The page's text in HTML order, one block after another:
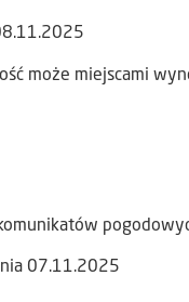
może miejscami
07.11.2025